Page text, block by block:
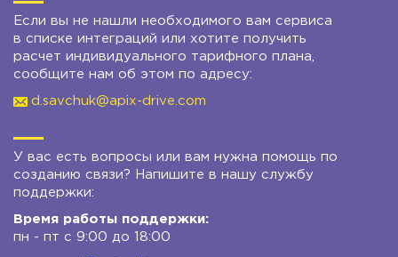
Если вы не нашли необходимого вам сервиса
в списке интеграций или хотите получить
расчет индивидуального тарифного плана,
сообщите нам об этом по адресу:
d.savchuk@apix-drive.com
У вас есть вопросы или вам нужна помощь по
созданию связи? Напишите в нашу службу
поддержки:
Время работы поддержки:
пн - пт с 9:00 до 18:00